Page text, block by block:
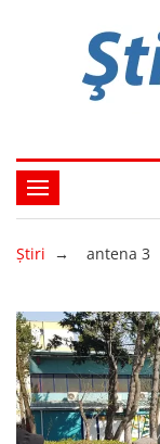
Ştiri → antena 3